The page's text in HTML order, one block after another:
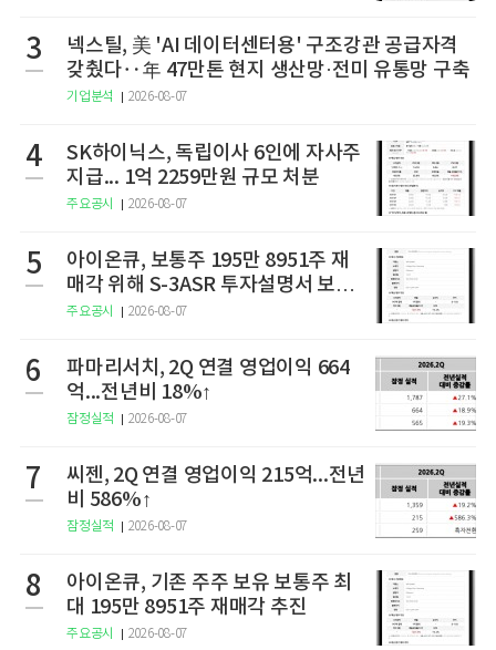
3
넥스틸, 美 'AI 데이터센터용' 구조강관 공급자격
갖췄다‥年 47만톤 현지 생산망·전미 유통망 구축
기업분석 2026-08-07
4
SK하이닉스, 독립이사 6인에 자사주
지급... 1억 2259만원 규모 처분
주요공시 2026-08-07
5
아이온큐, 보통주 195만 8951주 재
매각 위해 S-3ASR 투자설명서 보충
서 제출
주요공시 2026-08-07
6
파마리서치, 2Q 연결 영업이익 664
억...전년비 18%↑
잠정실적 2026-08-07
7
씨젠, 2Q 연결 영업이익 215억...전년
비 586%↑
잠정실적 2026-08-07
8
아이온큐, 기존 주주 보유 보통주 최
대 195만 8951주 재매각 추진
주요공시 2026-08-07